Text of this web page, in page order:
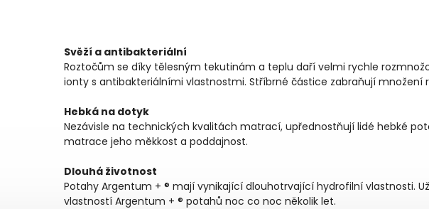
Svěží a antibakteriální
Roztočům se díky tělesným tekutinám a teplu daří velmi rychle
ionty s antibakteriálními vlastnostmi. Stříbrné částice zabraňují množení
Hebká na dotyk
Nezávisle na technických kvalitách matrací, upřednostňují lidé hebké
matrace jeho měkkost a poddajnost.
Dlouhá životnost
Potahy Argentum + ® mají vynikající dlouhotrvající hydrofilní vlastnosti.
vlastností Argentum + ® potahů noc co noc několik let.